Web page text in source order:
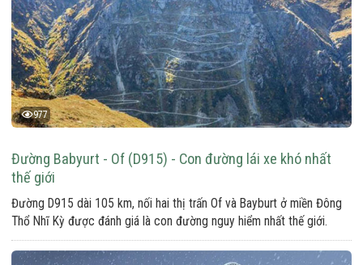
977
Đường Babyurt - Of (D915) - Con đường lái xe khó nhất
thế giới
Đường D915 dài 105 km, nối hai thị trấn Of và Bayburt ở miền Đông
Thổ Nhĩ Kỳ được đánh giá là con đường nguy hiểm nhất thế giới.